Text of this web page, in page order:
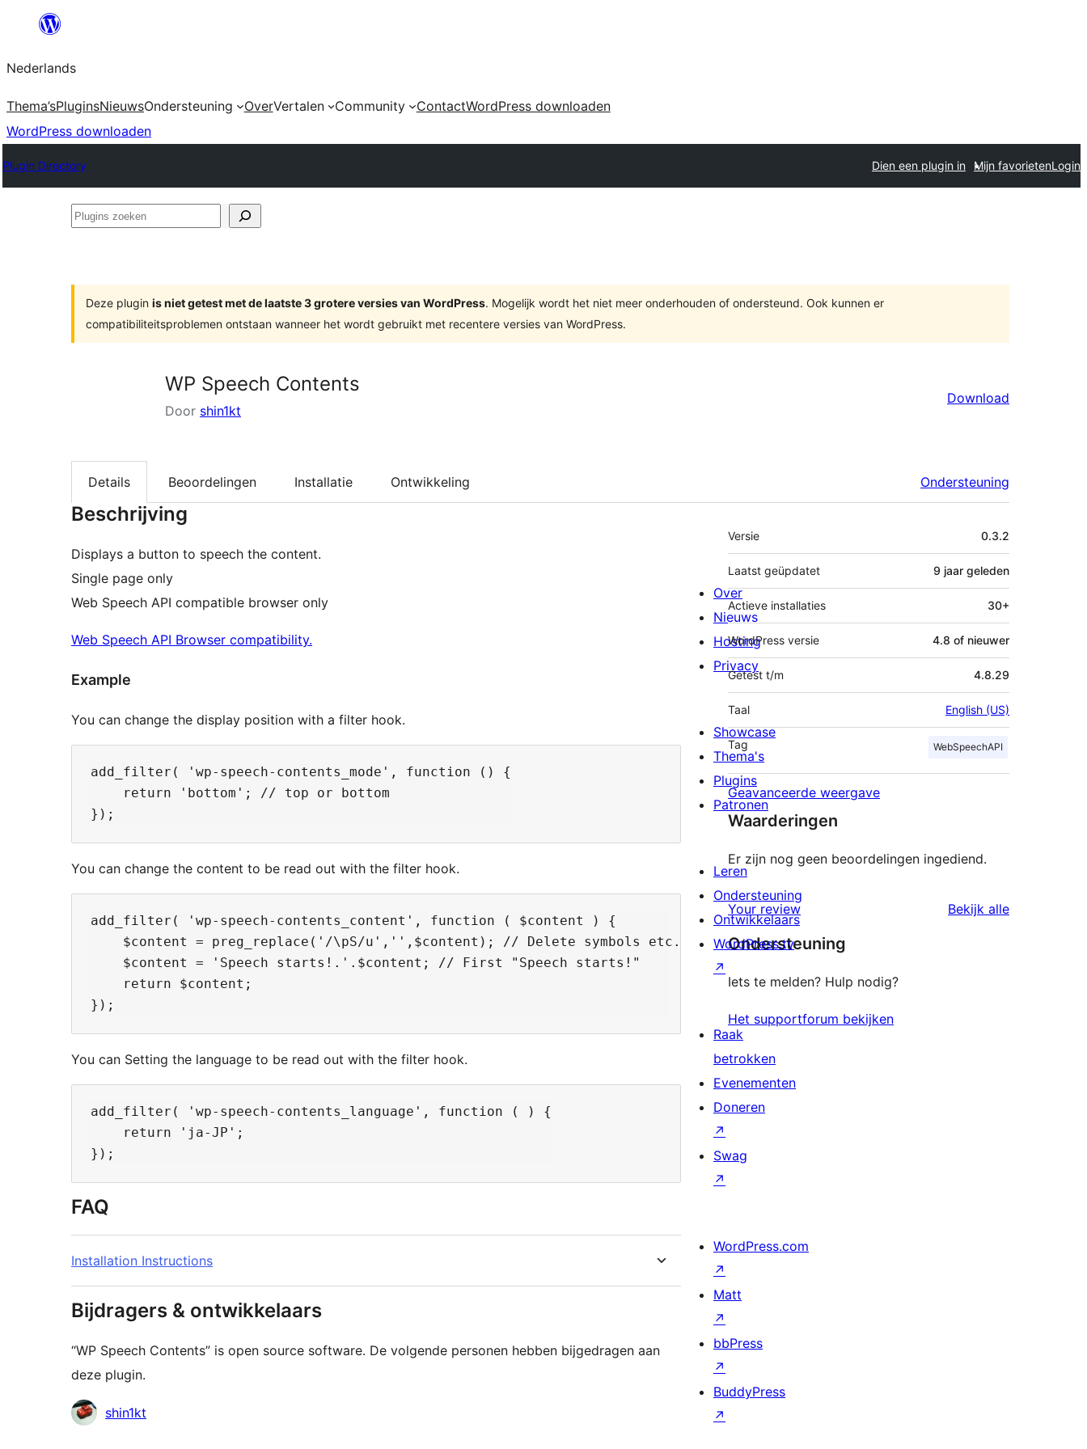
de
inhoud
Nederlands
Thema’sPluginsNieuwsOndersteuning OverVertalen Community ContactWordPress downloaden
WordPress downloaden
Plugin Directory Dien een plugin in Mijn favorietenLogin
Plugins
Deze plugin is niet getest met de laatste 3 grotere versies van WordPress. Mogelijk wordt het niet meer onderhouden of ondersteund. Ook kunnen er
compatibiliteitsproblemen ontstaan wanneer het wordt gebruikt met recentere versies van WordPress.
WP Speech Contents
Door shin1kt
Download
Details Beoordelingen Installatie Ontwikkeling Ondersteuning
Beschrijving
Displays a button to speech the content.
Single page only
Web Speech API compatible browser only
Web Speech API Browser compatibility.
Example
You can change the display position with a filter hook.
add_filter( 'wp-speech-contents_mode', function () {
    return 'bottom'; // top or bottom
You can change the content to be read out with the filter hook.
add_filter( 'wp-speech-contents_content', function ( $content ) {
    $content = preg_replace('/\pS/u','',$content); // Delete symbols etc.
    $content = 'Speech starts!.'.$content; // First "Speech starts!"
    return $content;
You can Setting the language to be read out with the filter hook.
add_filter( 'wp-speech-contents_language', function ( ) {
    return 'ja-JP';
FAQ
Installation Instructions
Bijdragers & ontwikkelaars
“WP Speech Contents” is open source software. De volgende personen hebben bijgedragen aan
deze plugin.
Bijdragers
shin1kt
Meta
Versie 0.3.2
Laatst geüpdatet 9 jaar geleden
Actieve installaties 30+
WordPress versie 4.8 of nieuwer
Getest t/m 4.8.29
Taal English (US)
Tag WebSpeechAPI
Geavanceerde weergave
Waarderingen
Er zijn nog geen beoordelingen ingediend.
Your review Bekijk alle
Ondersteuning
Iets te melden? Hulp nodig?
Het supportforum bekijken
Over
Nieuws
Hosting
Privacy
Showcase
Thema's
Plugins
Patronen
Leren
Ondersteuning
Ontwikkelaars
WordPress.tv
↗
Raak
betrokken
Evenementen
Doneren
↗
Swag
↗
WordPress.com
↗
Matt
↗
bbPress
↗
BuddyPress
↗